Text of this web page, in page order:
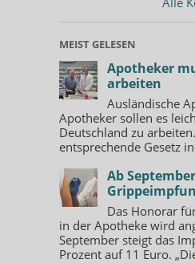
MEIST GELESEN
Apotheker
arbeiten
Ausländische
Apotheker sollen es
Deutschland zu
entsprechende Gesetz
Ab
Das Honorar
in der Apotheke wird
September steigt das
Prozent auf 11 Euro.